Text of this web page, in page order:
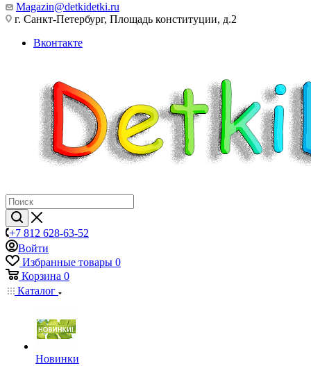
Magazin@detkidetki.ru
г. Санкт-Петербург, Площадь конституции, д.2
Вконтакте
+7 812 628-63-52
Войти
Избранные товары 0
Корзина 0
Каталог
Новинки